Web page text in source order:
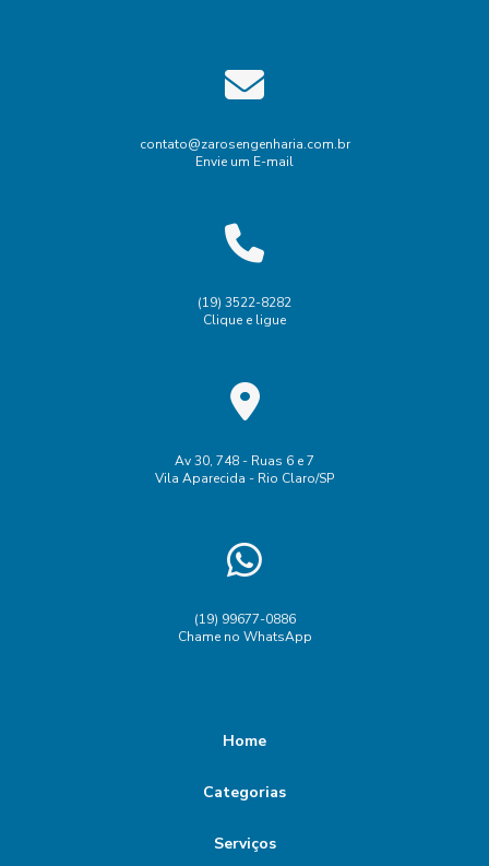
contato@zarosengenharia.com.br
Envie um E-mail
(19) 3522-8282
Clique e ligue
Av 30, 748 - Ruas 6 e 7
Vila Aparecida - Rio Claro/SP
(19) 99677-0886
Chame no WhatsApp
Home
Categorias
Serviços